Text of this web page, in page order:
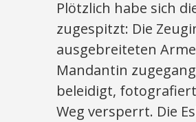
Plötzlich habe sich
zugespitzt: Die
ausgebreiteten
Mandantin
beleidigt,
Weg versperrt. Die